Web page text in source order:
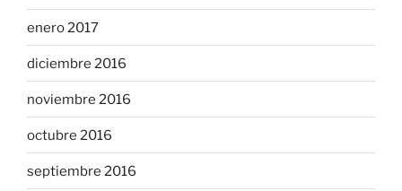
enero 2017
diciembre 2016
noviembre 2016
octubre 2016
septiembre 2016